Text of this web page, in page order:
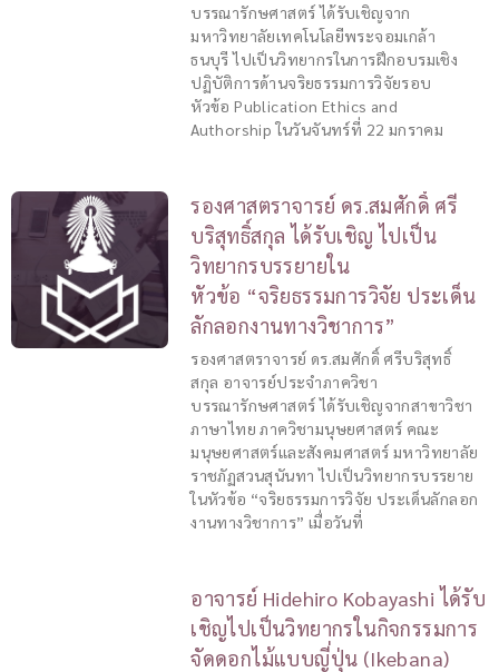
บรรณารักษศาสตร์ ได้รับเชิญจาก
มหาวิทยาลัยเทคโนโลยีพระจอมเกล้า
ธนบุรี ไปเป็นวิทยากรในการฝึกอบรมเชิง
ปฏิบัติการด้านจริยธรรมการวิจัยรอบ
หัวข้อ Publication Ethics and
Authorship ในวันจันทร์ที่ 22 มกราคม
รองศาสตราจารย์ ดร.สมศักดิ์ ศรี
บริสุทธิ์สกุล ได้รับเชิญ ไปเป็น
วิทยากรบรรยายใน
หัวข้อ “จริยธรรมการวิจัย ประเด็น
ลักลอกงานทางวิชาการ”
รองศาสตราจารย์ ดร.สมศักดิ์ ศรีบริสุทธิ์
สกุล อาจารย์ประจำภาควิชา
บรรณารักษศาสตร์ ได้รับเชิญจากสาขาวิชา
ภาษาไทย ภาควิชามนุษยศาสตร์ คณะ
มนุษยศาสตร์และสังคมศาสตร์ มหาวิทยาลัย
ราชภัฏสวนสุนันทา ไปเป็นวิทยากรบรรยาย
ในหัวข้อ “จริยธรรมการวิจัย ประเด็นลักลอก
งานทางวิชาการ” เมื่อวันที่
อาจารย์ Hidehiro Kobayashi ได้รับ
เชิญไปเป็นวิทยากรในกิจกรรมการ
จัดดอกไม้แบบญี่ปุ่น (Ikebana)